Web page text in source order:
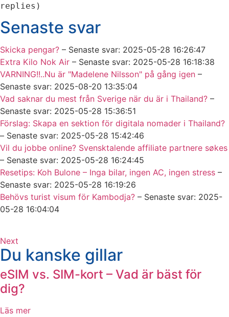
replies)
Senaste svar
Skicka pengar? – Senaste svar: 2025-05-28 16:26:47
Extra Kilo Nok Air – Senaste svar: 2025-05-28 16:18:38
VARNING!!..Nu är "Madelene Nilsson" på gång igen –
Senaste svar: 2025-08-20 13:35:04
Vad saknar du mest från Sverige när du är i Thailand? –
Senaste svar: 2025-05-28 15:36:51
Förslag: Skapa en sektion för digitala nomader i Thailand?
– Senaste svar: 2025-05-28 15:42:46
Vil du jobbe online? Svensktalende affiliate partnere søkes
– Senaste svar: 2025-05-28 16:24:45
Resetips: Koh Bulone – Inga bilar, ingen AC, ingen stress –
Senaste svar: 2025-05-28 16:19:26
Behövs turist visum för Kambodja? – Senaste svar: 2025-
05-28 16:04:04
Next
Du kanske gillar
eSIM vs. SIM-kort – Vad är bäst för
dig?
Läs mer